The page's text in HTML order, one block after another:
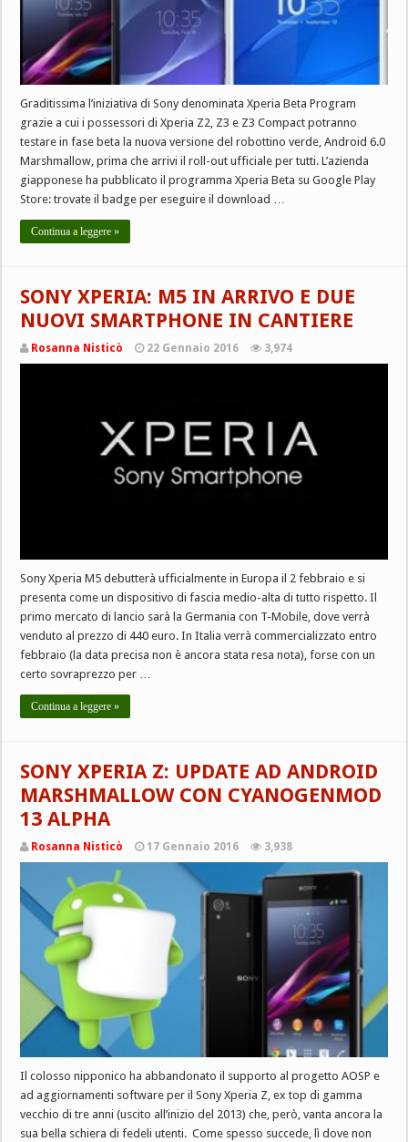
Graditissima l’iniziativa di Sony denominata Xperia Beta Program
grazie a cui i possessori di Xperia Z2, Z3 e Z3 Compact potranno
testare in fase beta la nuova versione del robottino verde, Android 6.0
Marshmallow, prima che arrivi il roll-out ufficiale per tutti. L’azienda
giapponese ha pubblicato il programma Xperia Beta su Google Play
Store: trovate il badge per eseguire il download …
Continua a leggere »
SONY XPERIA: M5 IN ARRIVO E DUE
NUOVI SMARTPHONE IN CANTIERE
Rosanna Nisticò 22 Gennaio 2016 3,974
Sony Xperia M5 debutterà ufficialmente in Europa il 2 febbraio e si
presenta come un dispositivo di fascia medio-alta di tutto rispetto. Il
primo mercato di lancio sarà la Germania con T-Mobile, dove verrà
venduto al prezzo di 440 euro. In Italia verrà commercializzato entro
febbraio (la data precisa non è ancora stata resa nota), forse con un
certo sovraprezzo per …
Continua a leggere »
SONY XPERIA Z: UPDATE AD ANDROID
MARSHMALLOW CON CYANOGENMOD
13 ALPHA
Rosanna Nisticò 17 Gennaio 2016 3,938
Il colosso nipponico ha abbandonato il supporto al progetto AOSP e
ad aggiornamenti software per il Sony Xperia Z, ex top di gamma
vecchio di tre anni (uscito all’inizio del 2013) che, però, vanta ancora la
sua bella schiera di fedeli utenti. Come spesso succede, lì dove non